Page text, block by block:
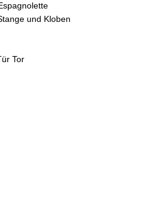
und Kloben
Tor